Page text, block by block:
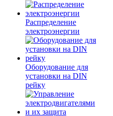
Распределение
электроэнергии
Оборудование для
установки на DIN
рейку